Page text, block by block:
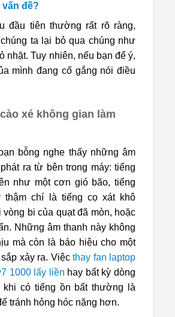
vấn đề?
đầu tiên thường rất rõ ràng,
ta lại bỏ qua chúng như
nhặt. Tuy nhiên, nếu bạn để ý,
mình đang cố gắng nói điều
xé không gian làm
bỗng nghe thấy những âm
ra từ bên trong máy: tiếng
như một cơn gió bão, tiếng
thậm chí là tiếng cọ xát khô
bi của quạt đã mòn, hoặc
Những âm thanh này không
mà còn là báo hiệu cho một
xảy ra. Việc thay fan laptop
1000 lấy liền hay bất kỳ dòng
khi có tiếng ồn bất thường là
tránh hỏng hóc nặng hơn.